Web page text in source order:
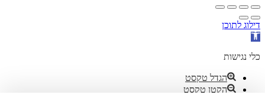
דילוג לתוכן
פתח
נגישות
כלי נגישות
הגדל טקסט
הקטן טקסט